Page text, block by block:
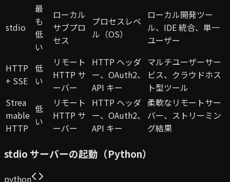
stdio
最
も
低
い
ローカル
サブプロ
セス
プロセスレベ
ル（OS）
ローカル開発ツー
ル、IDE 統合、単一
ユーザー
HTTP
+ SSE
低
い
リモート
HTTP サ
ーバー
HTTP ヘッダ
ー、OAuth2、
API キー
マルチユーザーサー
ビス、クラウドホス
ト型ツール
Strea
mable
HTTP
低
い
リモート
HTTP サ
ーバー
HTTP ヘッダ
ー、OAuth2、
API キー
柔軟なリモートサー
バー、ストリーミン
グ結果
stdio サーバーの起動（Python）
python